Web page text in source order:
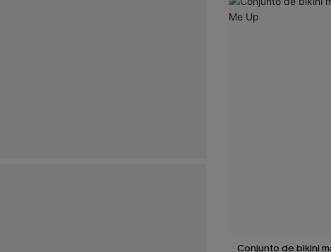
Conjunto de bikini